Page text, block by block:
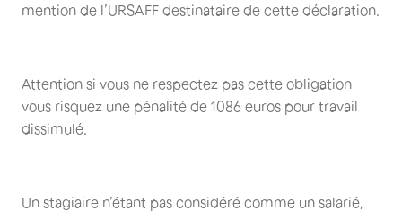
mention de l’URSAFF destinataire de cette déclaration.
Attention si vous ne respectez pas cette obligation
vous risquez une pénalité de 1086 euros pour travail
dissimulé.
Un stagiaire n’étant pas considéré comme un salarié,